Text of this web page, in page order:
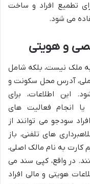
تطمیع افراد و ساخت
می شود.
و هویتی
ملک نیست، بلکه شامل
ملی، آدرس محل سکونت و
این اطلاعات، برای
انجام فعالیت های
سودجو می توانند از
های تلفنی، باز
به نام مالک اصلی،
در واقع، کپی سند می
هویتی و مالی افراد